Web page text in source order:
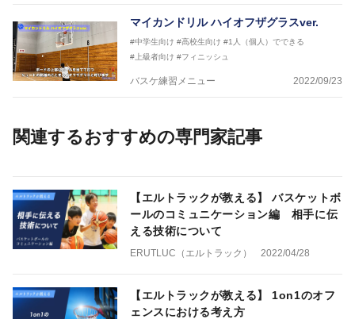
マイカンドリル ハイオフザグラスver.
#中学生向け #高校生向け #1人（個人）でできる
#上級者向け #フィニッシュ
バスケ練習メニュー 2022/09/23
関連するおすすめの専門家記事
【エルトラックが教える】 バスケットボ
ールのコミュニケーション編 相手に伝
える技術について
ERUTLUC（エルトラック） 2022/04/28
【エルトラックが教える】 1on1のオフ
ェンスにおける考え方